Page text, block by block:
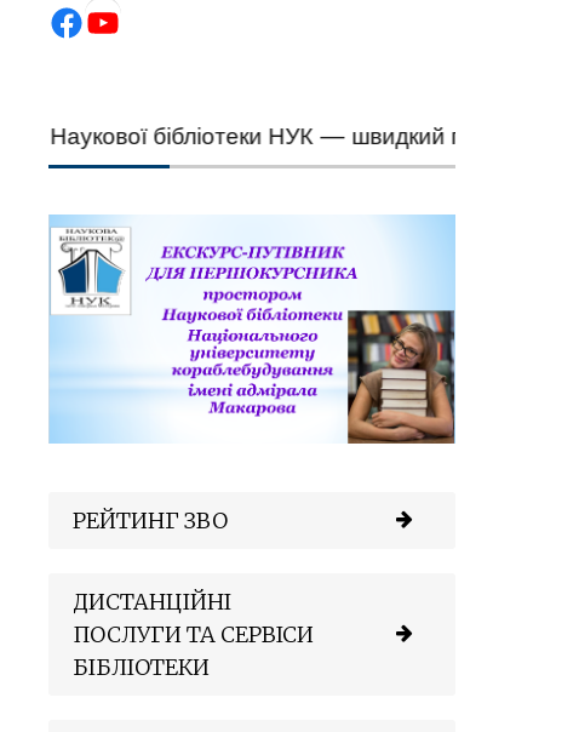
Facebook YouTube
Наукової бібліотеки НУК — швидкий підбір
РЕЙТИНГ ЗВО
ДИСТАНЦІЙНІ
ПОСЛУГИ ТА СЕРВІСИ
БІБЛІОТЕКИ